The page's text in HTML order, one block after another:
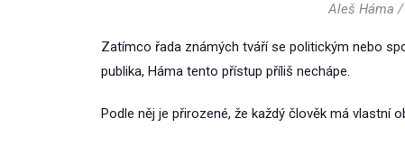
Aleš Háma
Zatímco řada známých tváří se politickým nebo
publika, Háma tento přístup příliš nechápe.
Podle něj je přirozené, že každý člověk má vlastní